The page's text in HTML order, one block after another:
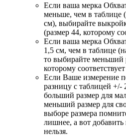
Если ваша мерка
меньше, чем в
см), выбирайте
(размер 44, которому
Если ваша мерка
1,5 см, чем в таблице
то выбирайте меньший
которому
Если Ваше измерение
разницу с таблицей +/-
больший размер для
меньший размер для
выборе размера
лишнее, а вот
нельзя.